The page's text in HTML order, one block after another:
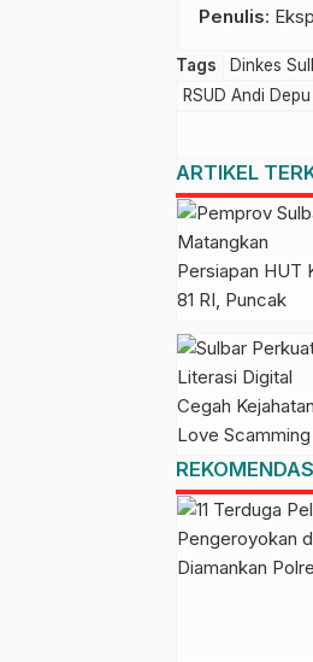
Penulis:
Tags Dinkes
RSUD Andi Depu
ARTIKEL